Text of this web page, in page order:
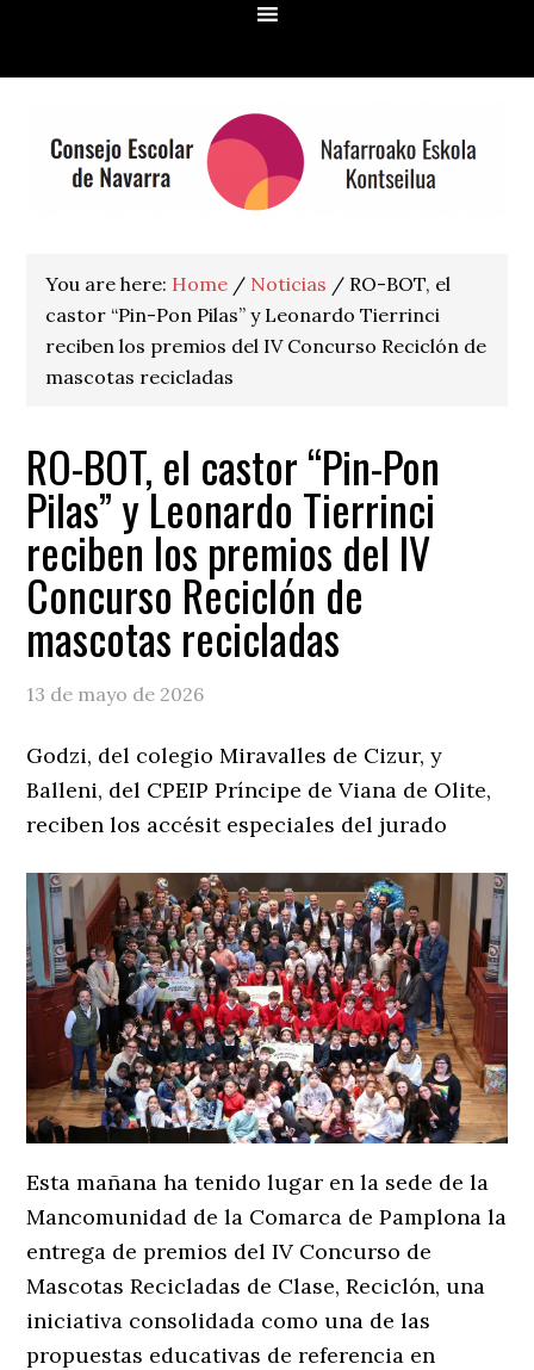
You are here: Home / Noticias / RO-BOT, el
castor “Pin-Pon Pilas” y Leonardo Tierrinci
reciben los premios del IV Concurso Reciclón de
mascotas recicladas
RO-BOT, el castor “Pin-Pon
Pilas” y Leonardo Tierrinci
reciben los premios del IV
Concurso Reciclón de
mascotas recicladas
13 de mayo de 2026
Godzi, del colegio Miravalles de Cizur, y
Balleni, del CPEIP Príncipe de Viana de Olite,
reciben los accésit especiales del jurado
Esta mañana ha tenido lugar en la sede de la
Mancomunidad de la Comarca de Pamplona la
entrega de premios del IV Concurso de
Mascotas Recicladas de Clase, Reciclón, una
iniciativa consolidada como una de las
propuestas educativas de referencia en